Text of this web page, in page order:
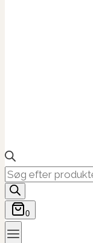
Products
search
0